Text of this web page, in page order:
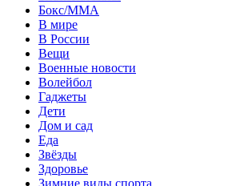
Бокс/MMA
В мире
В России
Вещи
Военные новости
Волейбол
Гаджеты
Дети
Дом и сад
Еда
Звёзды
Здоровье